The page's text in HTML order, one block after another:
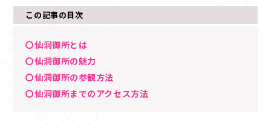
この記事の目次
〇仙洞御所とは
〇仙洞御所の魅力
〇仙洞御所の参観方法
〇仙洞御所までのアクセス方法